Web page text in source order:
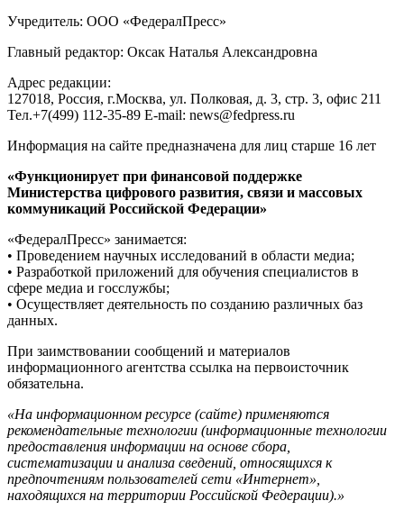
Учредитель: ООО «ФедералПресс»
Главный редактор: Оксак Наталья Александровна
Адрес редакции:
127018, Россия, г.Москва, ул. Полковая, д. 3, стр. 3, офис 211
Тел.+7(499) 112-35-89 E-mail: news@fedpress.ru
Информация на сайте предназначена для лиц старше 16 лет
«Функционирует при финансовой поддержке
Министерства цифрового развития, связи и массовых
коммуникаций Российской Федерации»
«ФедералПресс» занимается:
• Проведением научных исследований в области медиа;
• Разработкой приложений для обучения специалистов в
сфере медиа и госслужбы;
• Осуществляет деятельность по созданию различных баз
данных.
При заимствовании сообщений и материалов
информационного агентства ссылка на первоисточник
обязательна.
«На информационном ресурсе (сайте) применяются
рекомендательные технологии (информационные технологии
предоставления информации на основе сбора,
систематизации и анализа сведений, относящихся к
предпочтениям пользователей сети «Интернет»,
находящихся на территории Российской Федерации).»